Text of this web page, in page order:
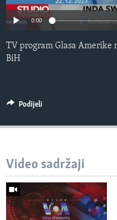
MAGAZIN
Learning English
Jezici
0:00
TV program Glasa Amerike
BiH
Podijeli
Video sadržaji